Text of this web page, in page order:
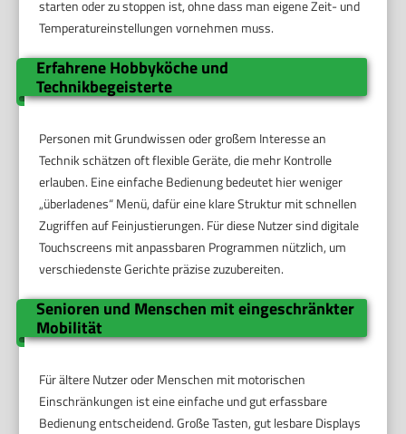
starten oder zu stoppen ist, ohne dass man eigene Zeit- und
Temperatureinstellungen vornehmen muss.
Erfahrene Hobbyköche und
Technikbegeisterte
Personen mit Grundwissen oder großem Interesse an
Technik schätzen oft flexible Geräte, die mehr Kontrolle
erlauben. Eine einfache Bedienung bedeutet hier weniger
„überladenes“ Menü, dafür eine klare Struktur mit schnellen
Zugriffen auf Feinjustierungen. Für diese Nutzer sind digitale
Touchscreens mit anpassbaren Programmen nützlich, um
verschiedenste Gerichte präzise zuzubereiten.
Senioren und Menschen mit eingeschränkter
Mobilität
Für ältere Nutzer oder Menschen mit motorischen
Einschränkungen ist eine einfache und gut erfassbare
Bedienung entscheidend. Große Tasten, gut lesbare Displays